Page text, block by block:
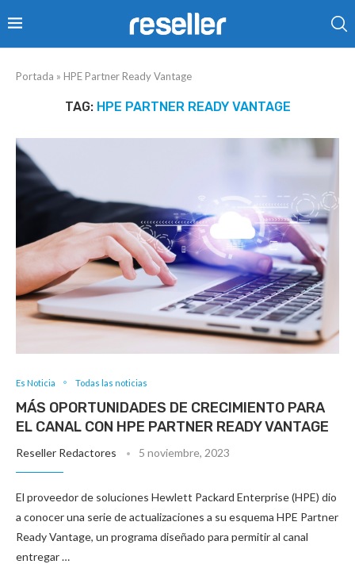
Portada » HPE Partner Ready Vantage
TAG: HPE PARTNER READY VANTAGE
Es Noticia Todas las noticias
MÁS OPORTUNIDADES DE CRECIMIENTO PARA
EL CANAL CON HPE PARTNER READY VANTAGE
Reseller Redactores 5 noviembre, 2023
El proveedor de soluciones Hewlett Packard Enterprise (HPE) dio
a conocer una serie de actualizaciones a su esquema HPE Partner
Ready Vantage, un programa diseñado para permitir al canal
entregar …